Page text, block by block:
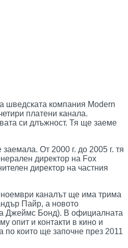
шведската компания Modern
платени канала.
си длъжност. Тя ще заеме
От 2000 г. до 2005 г. тя
директор на Fox
директор на частния
каналът ще има трима
Пайр, а новото
Джеймс Бонд). В официалната
опит и контакти в кино и
по които ще започне през 2011